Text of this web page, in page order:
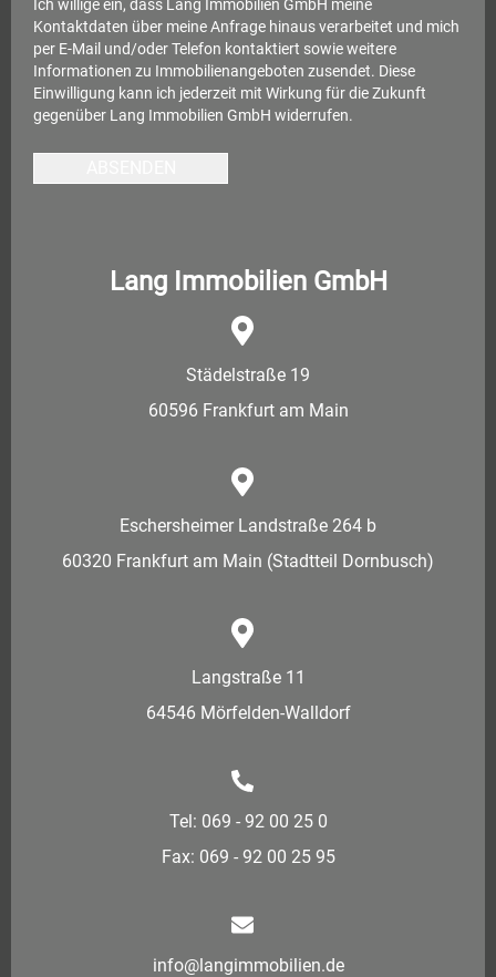
Ich willige ein, dass Lang Immobilien GmbH meine
Kontaktdaten über meine Anfrage hinaus verarbeitet und mich
per E-Mail und/oder Telefon kontaktiert sowie weitere
Informationen zu Immobilienangeboten zusendet. Diese
Einwilligung kann ich jederzeit mit Wirkung für die Zukunft
gegenüber Lang Immobilien GmbH widerrufen.
Lang Immobilien GmbH
Städelstraße 19
60596 Frankfurt am Main
Eschersheimer Landstraße 264 b
60320 Frankfurt am Main (Stadtteil Dornbusch)
Langstraße 11
64546 Mörfelden-Walldorf
Tel: 069 - 92 00 25 0
Fax: 069 - 92 00 25 95
info@langimmobilien.de